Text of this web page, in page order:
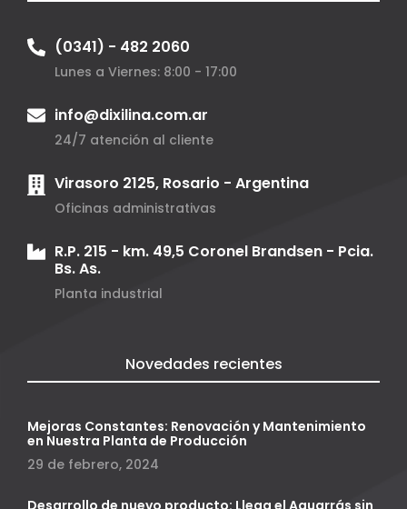
(0341) - 482 2060
Lunes a Viernes: 8:00 - 17:00
info@dixilina.com.ar
24/7 atención al cliente
Virasoro 2125, Rosario - Argentina
Oficinas administrativas
R.P. 215 - km. 49,5 Coronel Brandsen - Pcia.
Bs. As.
Planta industrial
Novedades recientes
Mejoras Constantes: Renovación y Mantenimiento
en Nuestra Planta de Producción
29 de febrero, 2024
Desarrollo de nuevo producto: Llega el Aguarrás sin